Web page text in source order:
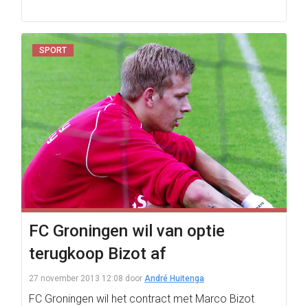
SPORT
FC Groningen wil van optie
terugkoop Bizot af
27 november 2013 12:08 door André Huitenga
FC Groningen wil het contract met Marco Bizot